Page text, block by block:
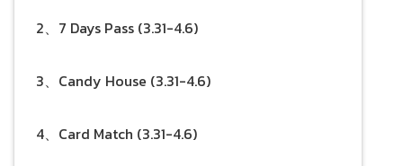
2、7 Days Pass (3.31-4.6)
3、Candy House (3.31-4.6)
4、Card Match (3.31-4.6)